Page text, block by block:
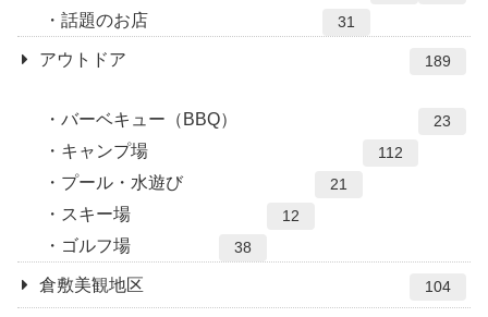
話題のお店 31
アウトドア 189
バーベキュー（BBQ） 23
キャンプ場 112
プール・水遊び 21
スキー場 12
ゴルフ場 38
倉敷美観地区 104